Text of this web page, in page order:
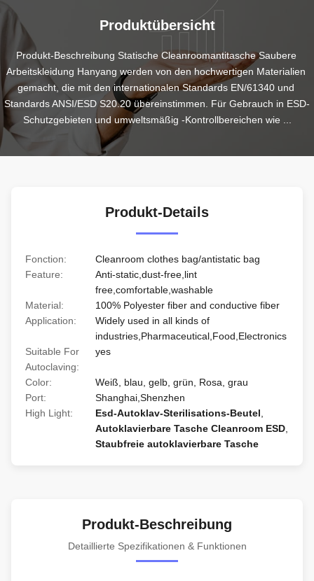
Produktübersicht
Produkt-Beschreibung Statische Cleanroomantitasche Saubere
Arbeitskleidung Hanyang werden von den hochwertigen Materialien
gemacht, die mit den internationalen Standards EN/61340 und
Standards ANSI/ESD S20.20 übereinstimmen. Für Gebrauch in ESD-
Schutzgebieten und umweltsmäßig -Kontrollbereichen wie ...
Produkt-Details
Fonction:
Cleanroom clothes bag/antistatic bag
Feature:
Anti-static,dust-free,lint
free,comfortable,washable
Material:
100% Polyester fiber and conductive fiber
Application:
Widely used in all kinds of
industries,Pharmaceutical,Food,Electronics
Suitable For
Autoclaving:
yes
Color:
Weiß, blau, gelb, grün, Rosa, grau
Port:
Shanghai,Shenzhen
High Light:
Esd-Autoklav-Sterilisations-Beutel
Autoklavierbare Tasche Cleanroom ESD
Staubfreie autoklavierbare Tasche
Produkt-Beschreibung
Detaillierte Spezifikationen & Funktionen